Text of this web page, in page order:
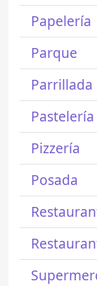
Papelería
Parque
Parrillada
Pastelería
Pizzería
Posada